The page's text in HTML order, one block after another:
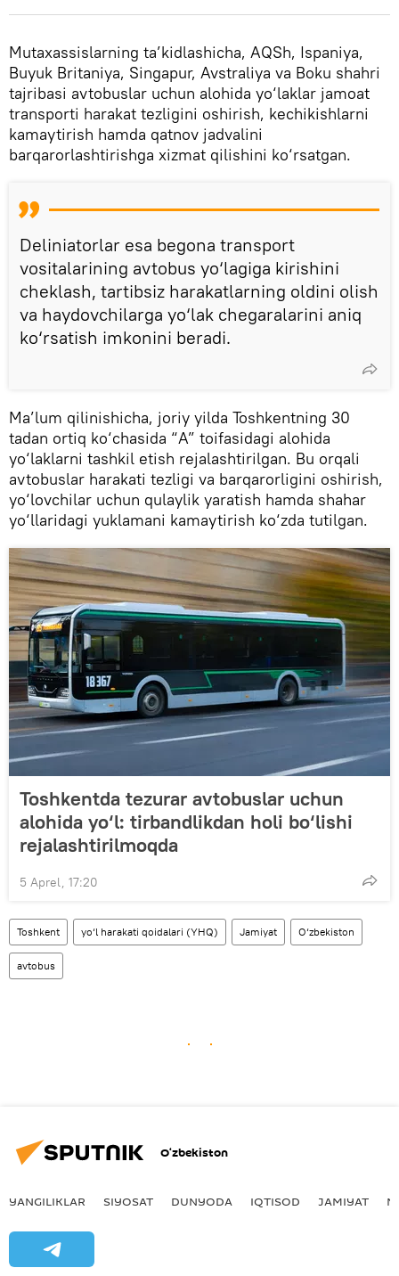
Mutaxassislarning ta’kidlashicha, AQSh, Ispaniya,
Buyuk Britaniya, Singapur, Avstraliya va Boku shahri
tajribasi avtobuslar uchun alohida yo‘laklar jamoat
transporti harakat tezligini oshirish, kechikishlarni
kamaytirish hamda qatnov jadvalini
barqarorlashtirishga xizmat qilishini ko‘rsatgan.
Deliniatorlar esa begona transport
vositalarining avtobus yo‘lagiga kirishini
cheklash, tartibsiz harakatlarning oldini olish
va haydovchilarga yo‘lak chegaralarini aniq
ko‘rsatish imkonini beradi.
Ma’lum qilinishicha, joriy yilda Toshkentning 30
tadan ortiq ko‘chasida “A” toifasidagi alohida
yo‘laklarni tashkil etish rejalashtirilgan. Bu orqali
avtobuslar harakati tezligi va barqarorligini oshirish,
yo‘lovchilar uchun qulaylik yaratish hamda shahar
yo‘llaridagi yuklamani kamaytirish ko‘zda tutilgan.
Toshkentda tezurar avtobuslar uchun
alohida yo‘l: tirbandlikdan holi bo‘lishi
rejalashtirilmoqda
5 Aprel, 17:20
Toshkent yo‘l harakati qoidalari (YHQ) Jamiyat O‘zbekiston
avtobus
O‘zbekiston
YANGILIKLAR SIYOSAT DUNYODA IQTISOD JAMIYAT